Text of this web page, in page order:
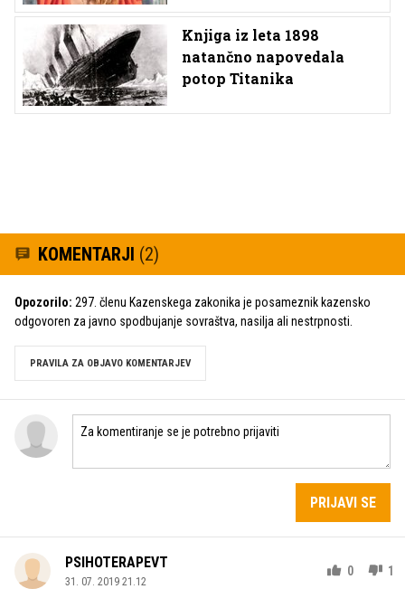
Knjiga iz leta 1898
natančno napovedala
potop Titanika
KOMENTARJI (2)
Opozorilo: 297. členu Kazenskega zakonika je posameznik kazensko
odgovoren za javno spodbujanje sovraštva, nasilja ali nestrpnosti.
PRAVILA ZA OBJAVO KOMENTARJEV
PRIJAVI SE
PSIHOTERAPEVT
31. 07. 2019 21.12
0 1